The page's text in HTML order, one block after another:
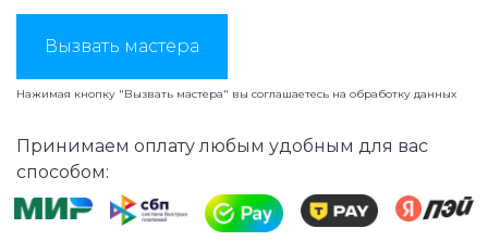
Вызвать мастера
Нажимая кнопку "Вызвать мастера" вы соглашаетесь на обработку данных
Принимаем оплату любым удобным для вас
способом: